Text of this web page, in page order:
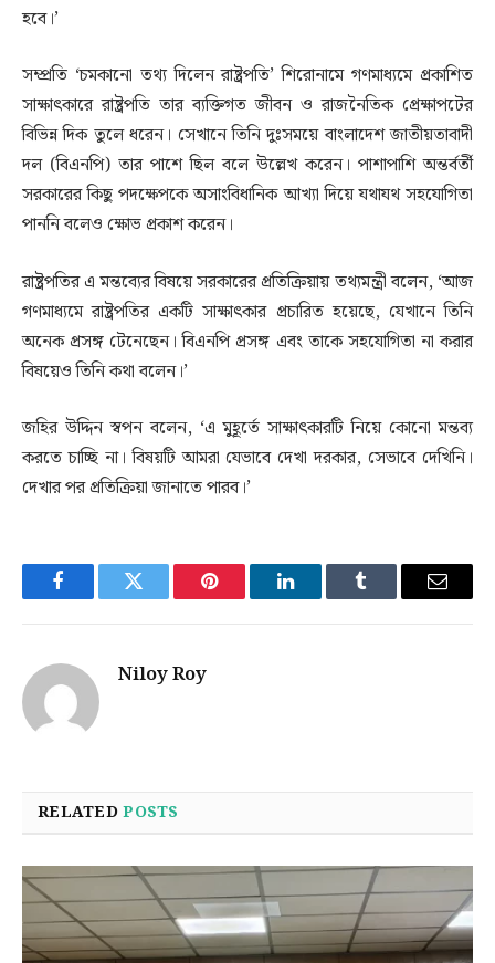
হবে।’
সম্প্রতি ‘চমকানো তথ্য দিলেন রাষ্ট্রপতি’ শিরোনামে গণমাধ্যমে প্রকাশিত
সাক্ষাৎকারে রাষ্ট্রপতি তার ব্যক্তিগত জীবন ও রাজনৈতিক প্রেক্ষাপটের
বিভিন্ন দিক তুলে ধরেন। সেখানে তিনি দুঃসময়ে বাংলাদেশ জাতীয়তাবাদী
দল (বিএনপি) তার পাশে ছিল বলে উল্লেখ করেন। পাশাপাশি অন্তর্বর্তী
সরকারের কিছু পদক্ষেপকে অসাংবিধানিক আখ্যা দিয়ে যথাযথ সহযোগিতা
পাননি বলেও ক্ষোভ প্রকাশ করেন।
রাষ্ট্রপতির এ মন্তব্যের বিষয়ে সরকারের প্রতিক্রিয়ায় তথ্যমন্ত্রী বলেন, ‘আজ
গণমাধ্যমে রাষ্ট্রপতির একটি সাক্ষাৎকার প্রচারিত হয়েছে, যেখানে তিনি
অনেক প্রসঙ্গ টেনেছেন। বিএনপি প্রসঙ্গ এবং তাকে সহযোগিতা না করার
বিষয়েও তিনি কথা বলেন।’
জহির উদ্দিন স্বপন বলেন, ‘এ মুহূর্তে সাক্ষাৎকারটি নিয়ে কোনো মন্তব্য
করতে চাচ্ছি না। বিষয়টি আমরা যেভাবে দেখা দরকার, সেভাবে দেখিনি।
দেখার পর প্রতিক্রিয়া জানাতে পারব।’
FacebookTwitter Pinterest LinkedInTumblr Email
Niloy Roy
RELATEDPOSTS